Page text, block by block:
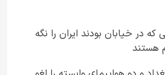
که در خیابان بودند ایران را نگه
هستند